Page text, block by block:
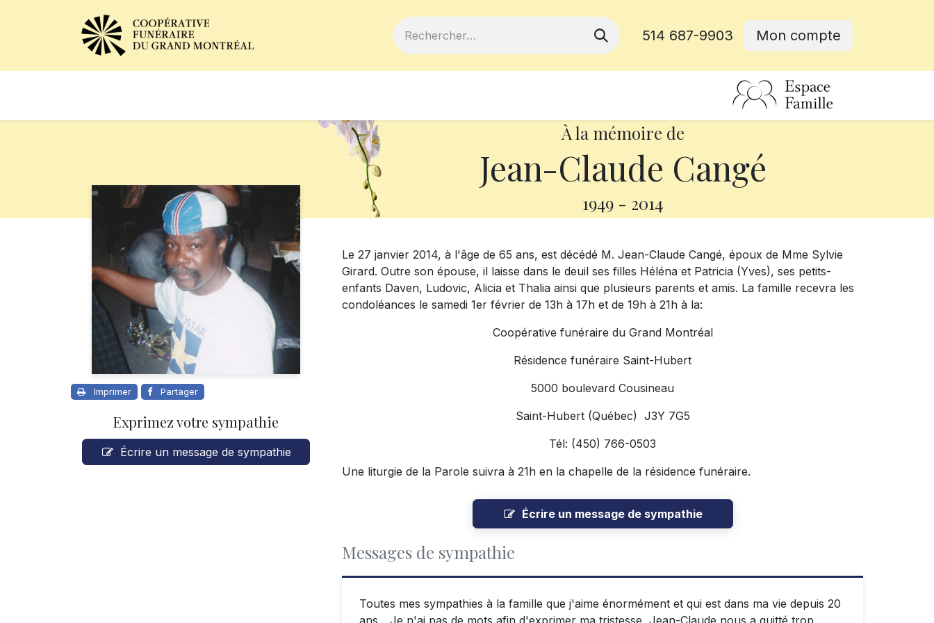
514 687-9903 Mon compte
À la mémoire de
Jean-Claude Cangé
1949 - 2014
Imprimer Partager
Exprimez votre sympathie
Écrire un message de sympathie
Le 27 janvier 2014, à l'âge de 65 ans, est décédé M. Jean-Claude Cangé, époux de Mme Sylvie
Girard. Outre son épouse, il laisse dans le deuil ses filles Héléna et Patricia (Yves), ses petits-
enfants Daven, Ludovic, Alicia et Thalia ainsi que plusieurs parents et amis. La famille recevra les
condoléances le samedi 1er février de 13h à 17h et de 19h à 21h à la:
Coopérative funéraire du Grand Montréal
Résidence funéraire Saint-Hubert
5000 boulevard Cousineau
Saint-Hubert (Québec) J3Y 7G5
Tél: (450) 766-0503
Une liturgie de la Parole suivra à 21h en la chapelle de la résidence funéraire.
Écrire un message de sympathie
Messages de sympathie
Toutes mes sympathies à la famille que j'aime énormément et qui est dans ma vie depuis 20
ans... Je n'ai pas de mots afin d'exprimer ma tristesse, Jean-Claude nous a quitté trop